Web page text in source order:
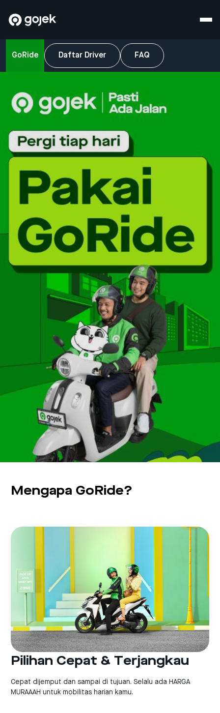
GoRide Daftar Driver FAQ
Mengapa GoRide?
Pilihan Cepat & Terjangkau
Cepat dijemput dan sampai di tujuan. Selalu ada HARGA
MURAAAH untuk mobilitas harian kamu.